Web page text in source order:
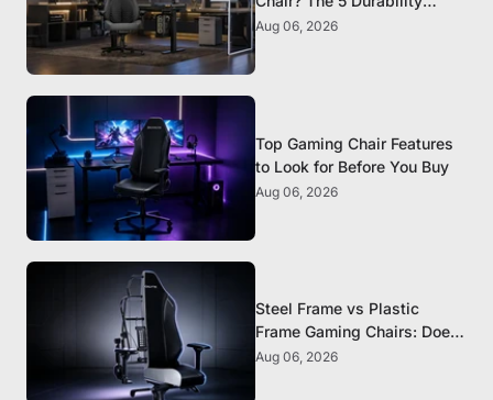
Standards That Actually
Aug 06, 2026
Top Gaming Chair Features
to Look for Before You Buy
Aug 06, 2026
Steel Frame vs Plastic
Frame Gaming Chairs: Does
It Matter?
Aug 06, 2026